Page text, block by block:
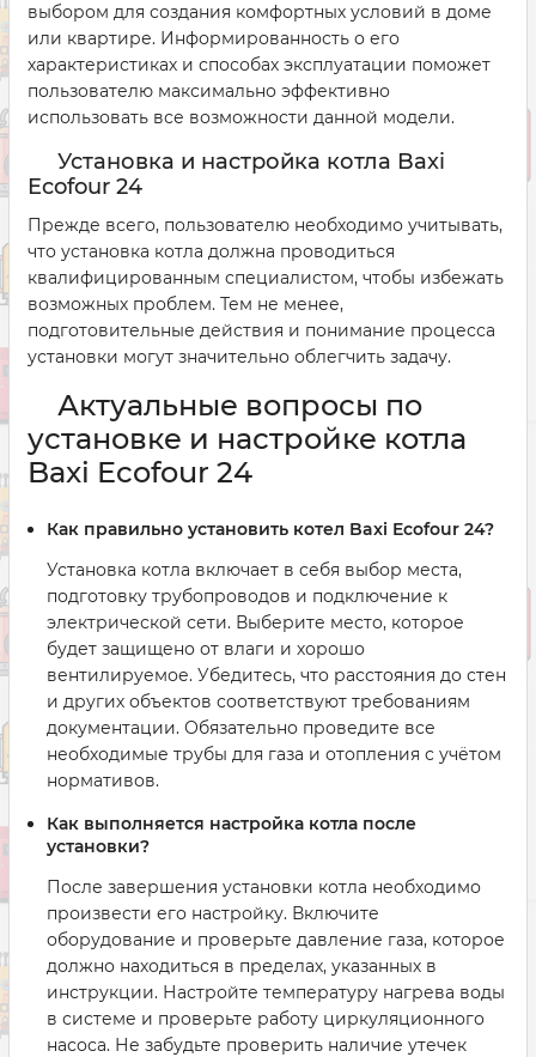
выбором для создания комфортных условий в доме
или квартире. Информированность о его
характеристиках и способах эксплуатации поможет
пользователю максимально эффективно
использовать все возможности данной модели.
Установка и настройка котла Baxi
Ecofour 24
Прежде всего, пользователю необходимо учитывать,
что установка котла должна проводиться
квалифицированным специалистом, чтобы избежать
возможных проблем. Тем не менее,
подготовительные действия и понимание процесса
установки могут значительно облегчить задачу.
Актуальные вопросы по
установке и настройке котла
Baxi Ecofour 24
Как правильно установить котел Baxi Ecofour 24?
Установка котла включает в себя выбор места,
подготовку трубопроводов и подключение к
электрической сети. Выберите место, которое
будет защищено от влаги и хорошо
вентилируемое. Убедитесь, что расстояния до стен
и других объектов соответствуют требованиям
документации. Обязательно проведите все
необходимые трубы для газа и отопления с учётом
нормативов.
Как выполняется настройка котла после
установки?
После завершения установки котла необходимо
произвести его настройку. Включите
оборудование и проверьте давление газа, которое
должно находиться в пределах, указанных в
инструкции. Настройте температуру нагрева воды
в системе и проверьте работу циркуляционного
насоса. Не забудьте проверить наличие утечек